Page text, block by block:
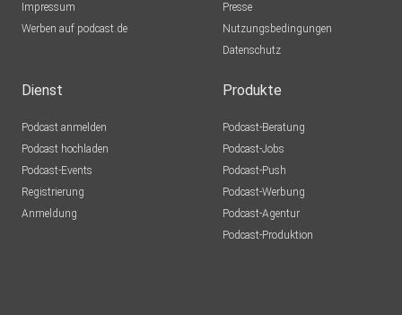
Impressum
Werben auf podcast.de
Presse
Nutzungsbedingungen
Datenschutz
Dienst
Podcast anmelden
Podcast hochladen
Podcast-Events
Registrierung
Anmeldung
Produkte
Podcast-Beratung
Podcast-Jobs
Podcast-Push
Podcast-Werbung
Podcast-Agentur
Podcast-Produktion